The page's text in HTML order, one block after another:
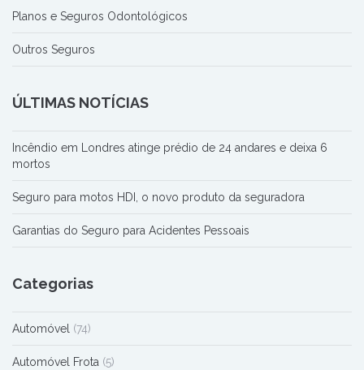
Planos e Seguros Odontológicos
Outros Seguros
ÚLTIMAS NOTÍCIAS
Incêndio em Londres atinge prédio de 24 andares e deixa 6
mortos
Seguro para motos HDI, o novo produto da seguradora
Garantias do Seguro para Acidentes Pessoais
Categorias
Automóvel (74)
Automóvel Frota (5)